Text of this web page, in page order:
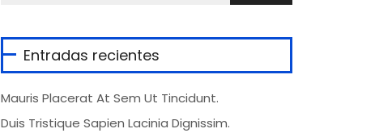
Entradas recientes
Mauris Placerat At Sem Ut Tincidunt.
Duis Tristique Sapien Lacinia Dignissim.